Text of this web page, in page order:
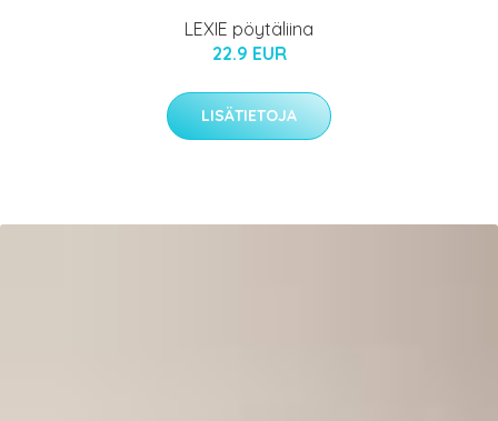
LEXIE pöytäliina
22.9 EUR
LISÄTIETOJA